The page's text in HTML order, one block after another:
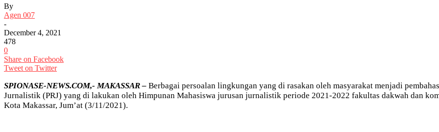
By
Agen 007
-
December 4, 2021
478
0
Share on Facebook
Tweet on Twitter
SPIONASE-NEWS.COM,- MAKASSAR – Berbagai persoalan lingkungan yang di rasakan oleh masyarakat menjadi
Jurnalistik (PRJ) yang di lakukan oleh Himpunan Mahasiswa jurusan jurnalistik periode 2021-2022 fakultas dakwah dan
Kota Makassar, Jum’at (3/11/2021).